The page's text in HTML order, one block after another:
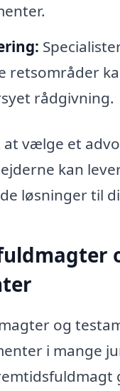
retsområder
rådgivning.
at vælge et
kan
løsninger til
og
i mange